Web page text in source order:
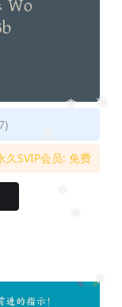
❅
❅
❅
❅
久SVIP会员: 免费